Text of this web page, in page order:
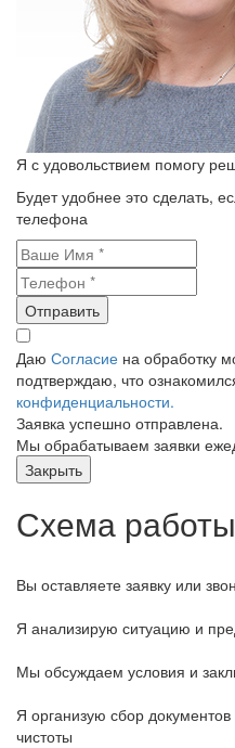
Я с удовольствием помогу
Будет удобнее это сделать,
телефона
Отправить
Даю Согласие на обработку
подтверждаю, что
конфиденциальности.
Заявка успешно отправлена.
Мы обрабатываем заявки
Закрыть
Схема работы
Вы оставляете заявку или
Я анализирую ситуацию и
Мы обсуждаем условия и
Я организую сбор
чистоты